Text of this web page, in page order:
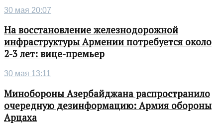
30 мая 20:07
На восстановление железнодорожной
инфраструктуры Армении потребуется около
2-3 лет: вице-премьер
30 мая 13:11
Минобороны Азербайджана распространило
очередную дезинформацию: Армия обороны
Арцаха